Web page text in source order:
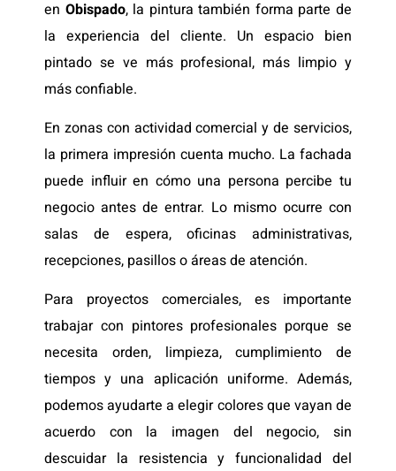
en Obispado, la pintura también forma parte de
la experiencia del cliente. Un espacio bien
pintado se ve más profesional, más limpio y
más confiable.
En zonas con actividad comercial y de servicios,
la primera impresión cuenta mucho. La fachada
puede influir en cómo una persona percibe tu
negocio antes de entrar. Lo mismo ocurre con
salas de espera, oficinas administrativas,
recepciones, pasillos o áreas de atención.
Para proyectos comerciales, es importante
trabajar con pintores profesionales porque se
necesita orden, limpieza, cumplimiento de
tiempos y una aplicación uniforme. Además,
podemos ayudarte a elegir colores que vayan de
acuerdo con la imagen del negocio, sin
descuidar la resistencia y funcionalidad del